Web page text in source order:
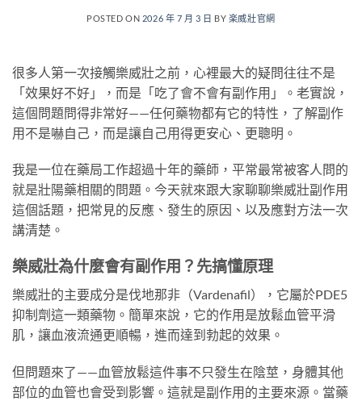
POSTED ON 2026 年 7 月 3 日 BY 楽威壯官網
很多人第一次接觸樂威壯之前，心裡最大的疑問往往不是
「效果好不好」，而是「吃了會不會有副作用」。老實說，
這個問題問得非常好——任何藥物都有它的特性，了解副作
用不是嚇自己，而是讓自己用得更安心、更聰明。
我是一位在藥局工作超過十年的藥師，平常最常被客人問的
就是壯陽藥相關的問題。今天就來跟大家聊聊樂威壯副作用
這個話題，把常見的反應、發生的原因、以及應對方法一次
講清楚。
樂威壯為什麼會有副作用？先搞懂原理
樂威壯的主要成分是伐地那非（Vardenafil），它屬於PDE5
抑制劑這一類藥物。簡單來說，它的作用是放鬆血管平滑
肌，讓血液流通更順暢，進而達到勃起的效果。
但問題來了——血管放鬆這件事不只發生在陰莖，身體其他
部位的血管也會受到影響。這就是副作用的主要來源。當藥